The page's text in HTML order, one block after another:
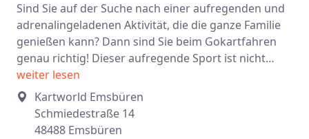
Sind Sie auf der Suche nach einer aufregenden und
adrenalingeladenen Aktivität, die die ganze Familie
genießen kann? Dann sind Sie beim Gokartfahren
genau richtig! Dieser aufregende Sport ist nicht…
weiter lesen
Kartworld Emsbüren
Schmiedestraße 14
48488 Emsbüren